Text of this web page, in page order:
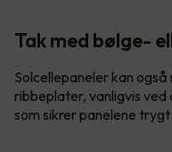
Tak med bølge-
Solcellepaneler kan
ribbeplater, vanligvis
som sikrer panelene